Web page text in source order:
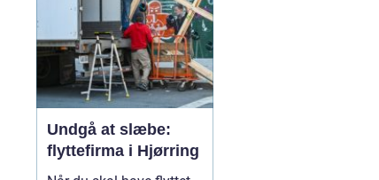
Undgå at slæbe:
flyttefirma i Hjørring